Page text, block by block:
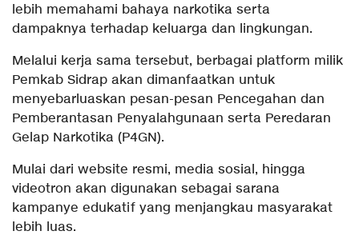
lebih memahami bahaya narkotika serta
dampaknya terhadap keluarga dan lingkungan.
Melalui kerja sama tersebut, berbagai platform milik
Pemkab Sidrap akan dimanfaatkan untuk
menyebarluaskan pesan-pesan Pencegahan dan
Pemberantasan Penyalahgunaan serta Peredaran
Gelap Narkotika (P4GN).
Mulai dari website resmi, media sosial, hingga
videotron akan digunakan sebagai sarana
kampanye edukatif yang menjangkau masyarakat
lebih luas.